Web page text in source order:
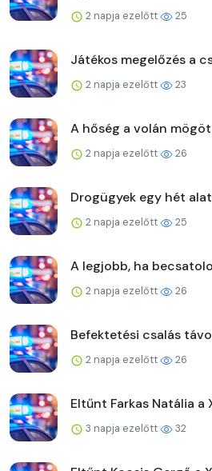
2 napja ezelőtt 25
Játékos megelőzés a
2 napja ezelőtt 23
A hőség a volán
2 napja ezelőtt 26
Drogügyek egy hét
2 napja ezelőtt 25
A legjobb, ha
2 napja ezelőtt 26
Befektetési csalás
2 napja ezelőtt 26
Eltűnt Farkas Natália a
3 napja ezelőtt 32